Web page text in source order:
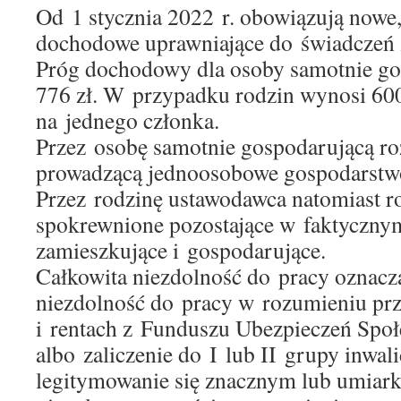
Od 1 stycznia 2022 r. obowiązują
dochodowe uprawniające do
Próg dochodowy dla osoby samotnie
776 zł. W przypadku rodzin wynosi
na jednego członka.
Przez osobę samotnie gospodarującą
prowadzącą jednoosobowe
Przez rodzinę ustawodawca natomiast
spokrewnione pozostające w
zamieszkujące i gospodarujące.
Całkowita niezdolność do pracy
niezdolność do pracy w rozumieniu
i rentach z Funduszu Ubezpieczeń
albo zaliczenie do I lub II grupy
legitymowanie się znacznym lub